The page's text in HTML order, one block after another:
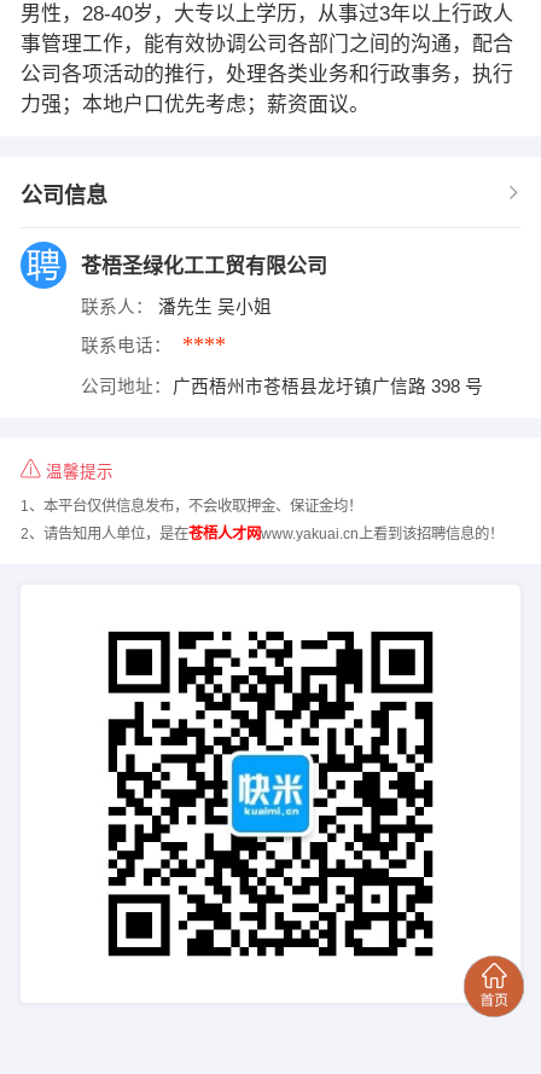
男性，28-40岁，大专以上学历，从事过3年以上行政人
事管理工作，能有效协调公司各部门之间的沟通，配合
公司各项活动的推行，处理各类业务和行政事务，执行
力强；本地户口优先考虑；薪资面议。
公司信息
苍梧圣绿化工工贸有限公司
联系人： 潘先生 吴小姐
联系电话： ****
公司地址： 广西梧州市苍梧县龙圩镇广信路 398 号
温馨提示
1、本平台仅供信息发布，不会收取押金、保证金均！
2、请告知用人单位，是在苍梧人才网www.yakuai.cn上看到该招聘信息的！